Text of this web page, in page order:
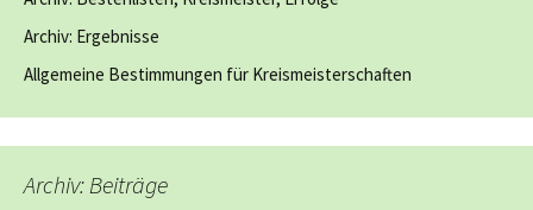
Archiv: Ergebnisse
Allgemeine Bestimmungen für Kreismeisterschaften
Archiv: Beiträge